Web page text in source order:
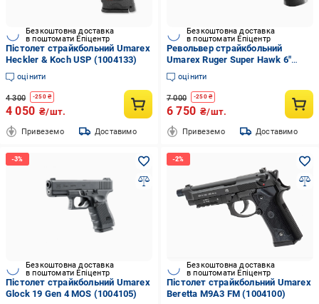
Безкоштовна доставка
в поштомати Епіцентр
Пістолет страйкбольний Umarex
Heckler & Koch USP (1004133)
оцінити
4 300 -250₴
4 050 ₴/шт.
Привеземо Доставимо
Безкоштовна доставка
в поштомати Епіцентр
Револьвер страйкбольний
Umarex Ruger Super Hawk 6"
(1004134)
оцінити
7 000 -250₴
6 750 ₴/шт.
Привеземо Доставимо
Безкоштовна доставка
в поштомати Епіцентр
Пістолет страйкбольний Umarex
Glock 19 Gen 4 MOS (1004105)
Безкоштовна доставка
в поштомати Епіцентр
Пістолет страйкбольний Umarex
Beretta M9A3 FM (1004100)